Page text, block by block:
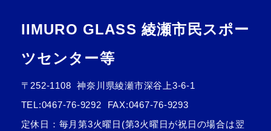
IIMURO GLASS 綾瀬市民スポー
ツセンター等
〒252-1108
神奈川県綾瀬市深谷上3-6-1
TEL:0467-76-9292
FAX:0467-76-9293
定休日：毎月第3火曜日(第3火曜日が祝日の場合は翌